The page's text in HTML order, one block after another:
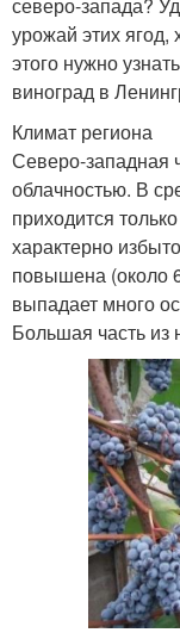
северо-запада?
урожай этих
этого нужно
виноград в
Климат региона
Северо-западная
облачностью. В
приходится
характерно
повышена (около
выпадает много
Большая часть из